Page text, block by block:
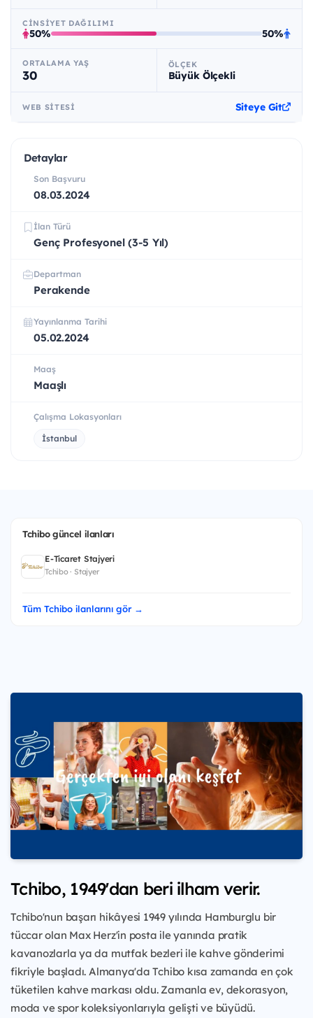
CINSIYET DAĞILIMI
50% 50%
ORTALAMA YAŞ
30
ÖLÇEK
Büyük Ölçekli
WEB SITESI Siteye Git
Detaylar
Son Başvuru
08.03.2024
İlan Türü
Genç Profesyonel (3-5 Yıl)
Departman
Perakende
Yayınlanma Tarihi
05.02.2024
Maaş
Maaşlı
Çalışma Lokasyonları
İstanbul
Tchibo güncel ilanları
E-Ticaret Stajyeri
Tchibo · Stajyer
Tüm Tchibo ilanlarını gör →
Tchibo, 1949'dan beri ilham verir.
Tchibo'nun başarı hikâyesi 1949 yılında Hamburglu bir
tüccar olan Max Herz'in posta ile yanında pratik
kavanozlarla ya da mutfak bezleri ile kahve gönderimi
fikriyle başladı. Almanya'da Tchibo kısa zamanda en çok
tüketilen kahve markası oldu. Zamanla ev, dekorasyon,
moda ve spor koleksiyonlarıyla gelişti ve büyüdü.